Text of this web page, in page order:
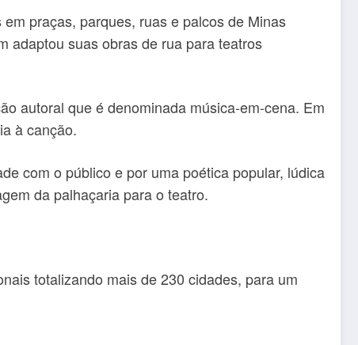
praças, parques, ruas e palcos de Minas
adaptou suas obras de rua para teatros
autoral que é denominada música-em-cena. Em
à canção.
com o público e por uma poética popular, lúdica
da palhaçaria para o teatro.
totalizando mais de 230 cidades, para um